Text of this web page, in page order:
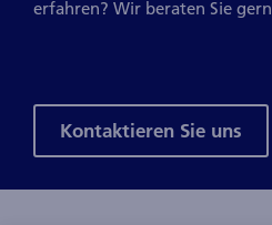
erfahren? Wir beraten Sie
Kontaktieren Sie uns